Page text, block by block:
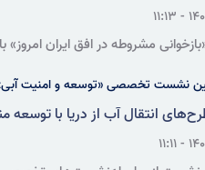
مشروطه در افق ایران
نشست تخصصی «توسعه و امنیت
انتقال آب از دریا با